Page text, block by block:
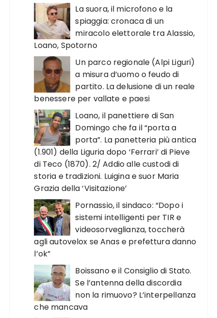
La suora, il microfono e la
spiaggia: cronaca di un
miracolo elettorale tra Alassio,
Loano, Spotorno
Un parco regionale (Alpi Liguri)
a misura d’uomo o feudo di
partito. La delusione di un reale
benessere per vallate e paesi
Loano, il panettiere di San
Domingo che fa il “porta a
porta”. La panetteria più antica
(1.901) della Liguria dopo ‘Ferrari’ di Pieve
di Teco (1870). 2/ Addio alle custodi di
storia e tradizioni. Luigina e suor Maria
Grazia della ‘Visitazione’
Pornassio, il sindaco: “Dopo i
sistemi intelligenti per TIR e
videosorveglianza, toccherà
agli autovelox se Anas e prefettura danno
l’ok”
Boissano e il Consiglio di Stato.
Se l’antenna della discordia
non la rimuovo? L’interpellanza
che mancava